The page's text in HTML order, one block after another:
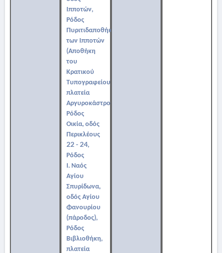
Ιπποτών,
Ρόδος
Πυριτιδαποθήκη
των Ιπποτών
(Αποθήκη
του
Κρατικού
Τυπογραφείου),
πλατεία
Αργυροκάστρου,
Ρόδος
Οικία, οδός
Περικλέους
22 - 24,
Ρόδος
Ι. Ναός
Αγίου
Σπυρίδωνα,
οδός Αγίου
Φανουρίου
(πάροδος),
Ρόδος
Βιβλιοθήκη,
πλατεία